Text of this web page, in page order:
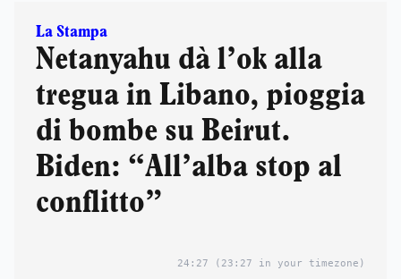
La Stampa
Netanyahu dà l’ok alla
tregua in Libano, pioggia
di bombe su Beirut.
Biden: “All’alba stop al
conflitto”
24:27 (23:27 in your timezone)